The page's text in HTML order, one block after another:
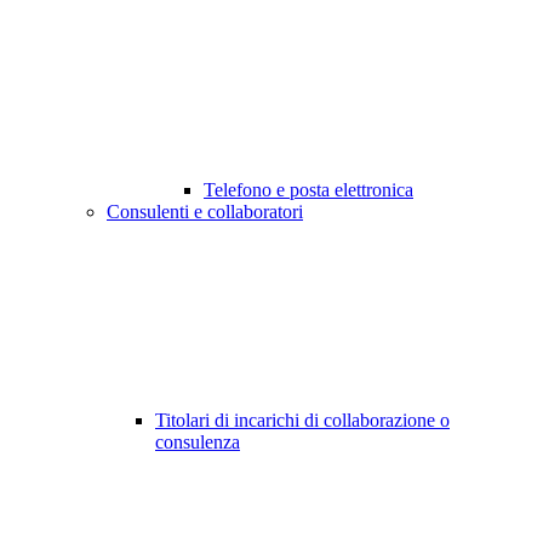
Telefono e posta elettronica
Consulenti e collaboratori
Titolari di incarichi di collaborazione o
consulenza